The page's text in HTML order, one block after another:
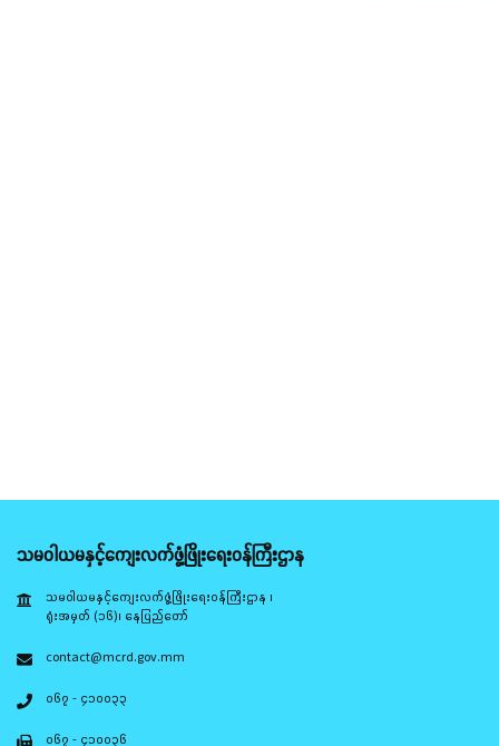
သမဝါယမနှင့်ကျေးလက်ဖွံ့ဖြိုးရေးဝန်ကြီးဌာန
သမဝါယမနှင့်ကျေးလက်ဖွံ့ဖြိုးရေးဝန်ကြီးဌာန ၊
ရုံးအမှတ် (၁၆)၊ နေပြည်တော်
contact@mcrd.gov.mm
၀၆၇ - ၄၁၀၀၃၃
၀၆၇ - ၄၁၀၀၃၆